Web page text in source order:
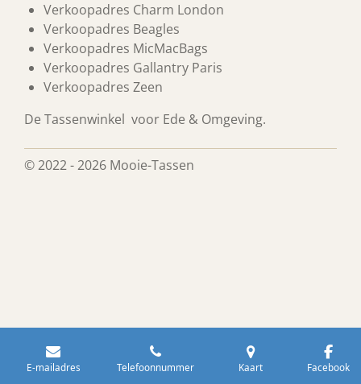
Verkoopadres Charm London
Verkoopadres Beagles
Verkoopadres MicMacBags
Verkoopadres Gallantry Paris
Verkoopadres Zeen
De Tassenwinkel voor Ede & Omgeving.
© 2022 - 2026 Mooie-Tassen
E-mailadres Telefoonnummer Kaart Facebook